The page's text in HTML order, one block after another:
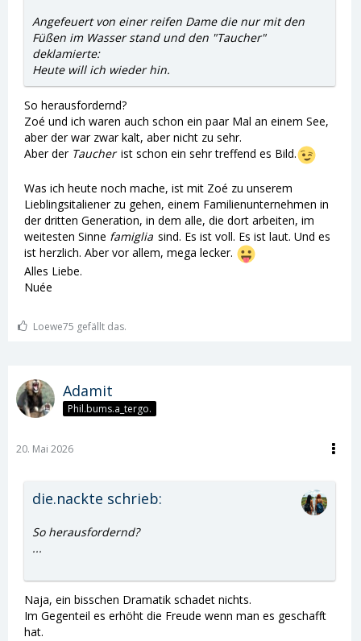
Angefeuert von einer reifen Dame die nur mit den
Füßen im Wasser stand und den "Taucher"
deklamierte:
Heute will ich wieder hin.
So herausfordernd?
Zoé und ich waren auch schon ein paar Mal an einem See,
aber der war zwar kalt, aber nicht zu sehr.
Aber der Taucher ist schon ein sehr treffend es Bild.
Was ich heute noch mache, ist mit Zoé zu unserem
Lieblingsitaliener zu gehen, einem Familienunternehmen in
der dritten Generation, in dem alle, die dort arbeiten, im
weitesten Sinne famiglia sind. Es ist voll. Es ist laut. Und es
ist herzlich. Aber vor allem, mega lecker.
Alles Liebe.
Nuée
Loewe75 gefällt das.
Adamit
Phil.bums.a_tergo.
20. Mai 2026
die.nackte schrieb:
So herausfordernd?
...
Naja, ein bisschen Dramatik schadet nichts.
Im Gegenteil es erhöht die Freude wenn man es geschafft
hat.